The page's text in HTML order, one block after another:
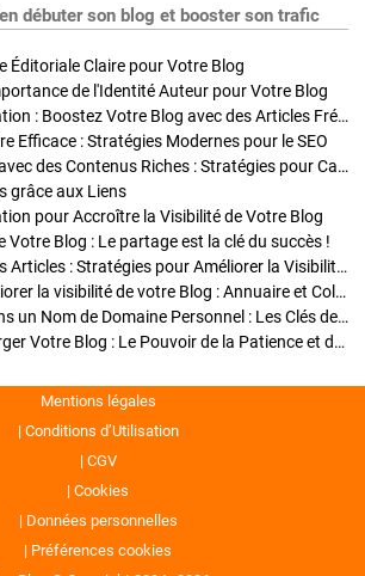
débuter son blog et booster son trafic
Éditoriale Claire pour Votre Blog
de l'Identité Auteur pour Votre Blog
Stratégies de Publication : Boostez Votre Blog avec des Articles Fréquents et Exclusifs
Efficace : Stratégies Modernes pour le SEO
Enrichir Vos Articles avec des Contenus Riches : Stratégies pour Captiver et Optimiser
grâce aux Liens
pour Accroître la Visibilité de Votre Blog
Votre Blog : Le partage est la clé du succès !
Optimisation SEO des Articles : Stratégies pour Améliorer la Visibilité de Votre Blog
Stratégies pour améliorer la visibilité de votre Blog : Annuaire et Collaborations
Pourquoi Investir dans un Nom de Domaine Personnel : Les Clés de la Réussite de Votre Blog
Comment Faire Émerger Votre Blog : Le Pouvoir de la Patience et de la Persévérance
Mentions légales
Conditions d’Utilisation
CGV
Cookies
Données personnelles
Préférences cookies